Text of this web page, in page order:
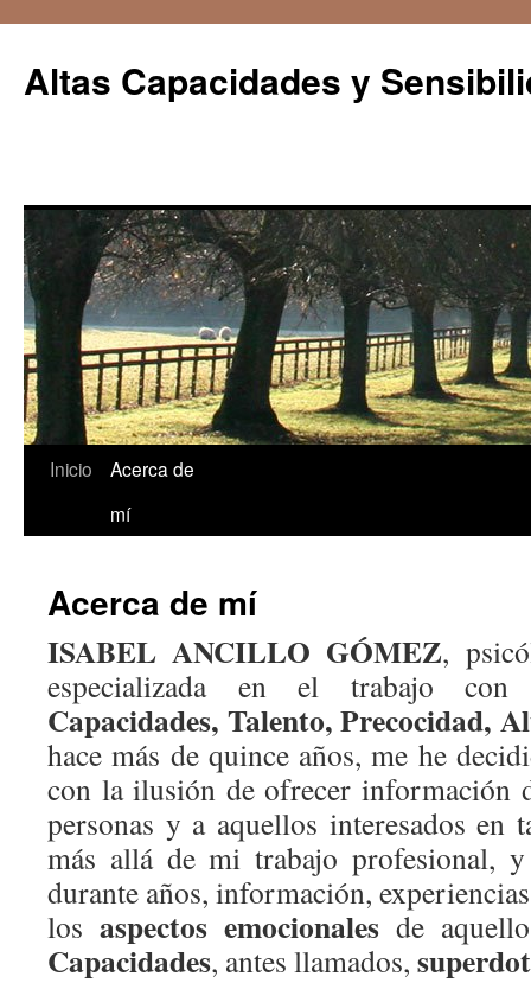
contenido
Altas Capacidades y
Inicio
Acerca de
mí
Acerca de mí
ISABEL ANCILLO GÓMEZ,
especializada en el trabajo
Capacidades, Talento, Precocidad,
hace más de quince años, me he
con la ilusión de ofrecer información
personas y a aquellos interesados en
más allá de mi trabajo profesional,
durante años, información,
los aspectos emocionalesde
Capacidades, antes llamados,